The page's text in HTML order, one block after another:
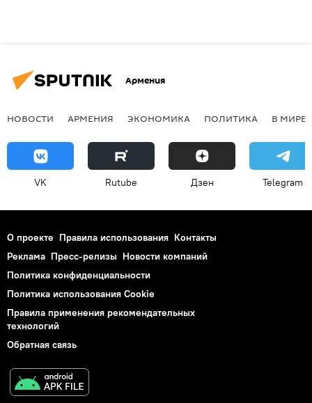
Армения
НОВОСТИ АРМЕНИЯ ЭКОНОМИКА ПОЛИТИКА В МИРЕ
VK Rutube Дзен Telegram
О проекте Правила использования Контакты
Реклама Пресс-релизы Новости компаний
Политика конфиденциальности
Политика использования Cookie
Правила применения рекомендательных
технологий
Обратная связь